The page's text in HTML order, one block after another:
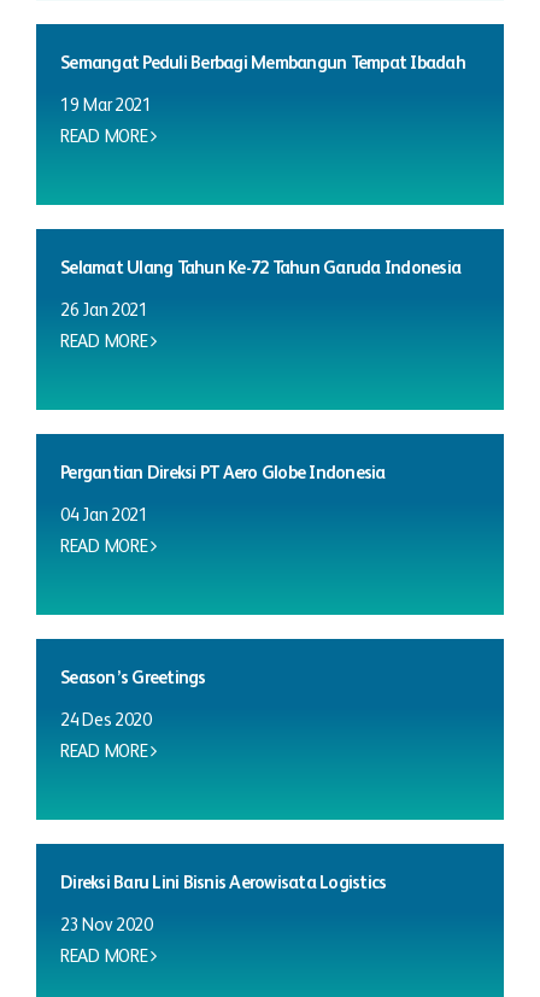
Semangat Peduli Berbagi Membangun Tempat Ibadah
19 Mar 2021
READ MORE
Selamat Ulang Tahun Ke-72 Tahun Garuda Indonesia
26 Jan 2021
READ MORE
Pergantian Direksi PT Aero Globe Indonesia
04 Jan 2021
READ MORE
Season’s Greetings
24 Des 2020
READ MORE
Direksi Baru Lini Bisnis Aerowisata Logistics
23 Nov 2020
READ MORE